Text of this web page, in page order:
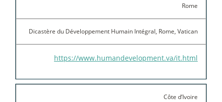
Rome
Dicastère du Développement Humain Intégral, Rome, Vatican
https://www.humandevelopment.va/it.html
Côte d’Ivoire